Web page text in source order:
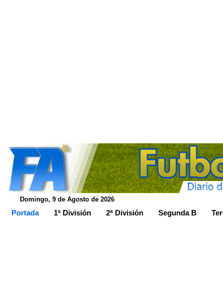
Domingo, 9 de Agosto de 2026
Portada 1ª División 2ª División Segunda B